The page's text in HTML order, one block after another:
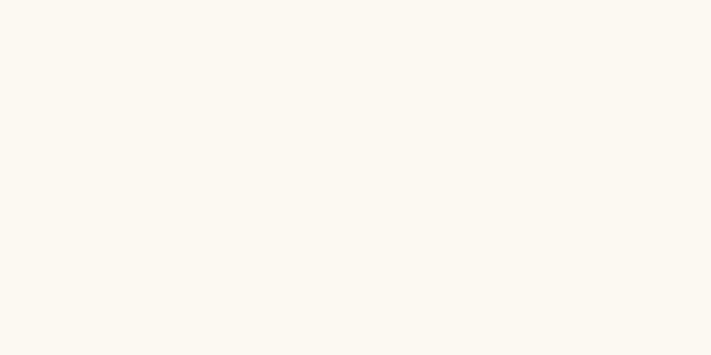
die WELL V1 onderscheidt: Air, Water en Nourishment, Light, Fitness, Comfort en Mind. De webinars worden in een
de tweedaagse klassikale training.